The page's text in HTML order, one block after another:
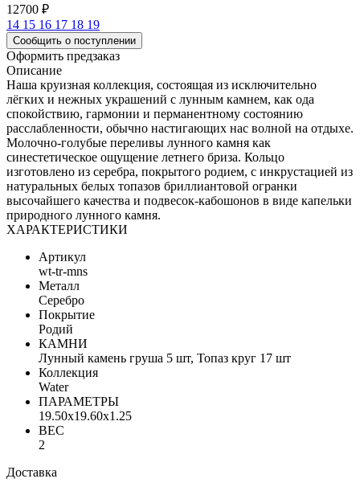
12700 ₽
14 15 16 17 18 19
Сообщить о поступлении
Оформить предзаказ
Описание
Наша круизная коллекция, состоящая из исключительно
лёгких и нежных украшений с лунным камнем, как ода
спокойствию, гармонии и перманентному состоянию
расслабленности, обычно настигающих нас волной на отдыхе.
Молочно-голубые переливы лунного камня как
синестетическое ощущение летнего бриза. Кольцо
изготовлено из серебра, покрытого родием, с инкрустацией из
натуральных белых топазов бриллиантовой огранки
высочайшего качества и подвесок-кабошонов в виде капельки
природного лунного камня.
ХАРАКТЕРИСТИКИ
Артикул
wt-tr-mns
Металл
Серебро
Покрытие
Родий
КАМНИ
Лунный камень груша 5 шт, Топаз круг 17 шт
Коллекция
Water
ПАРАМЕТРЫ
19.50x19.60x1.25
ВЕС
2
Доставка